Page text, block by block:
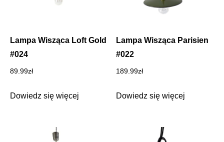
Lampa Wisząca Loft Gold
#024
89.99zł
Dowiedz się więcej
Lampa Wisząca Parisien
#022
189.99zł
Dowiedz się więcej